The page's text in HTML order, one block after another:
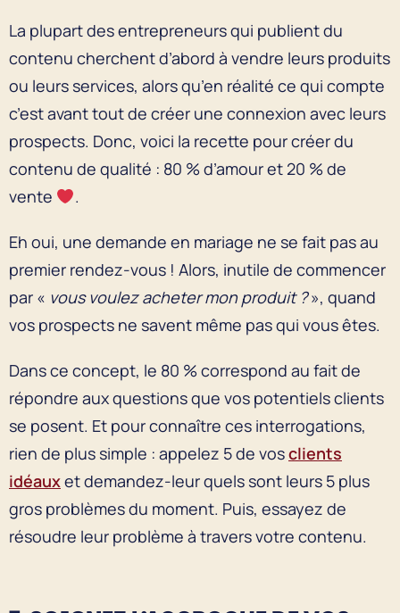
La plupart des entrepreneurs qui publient du
contenu cherchent d’abord à vendre leurs produits
ou leurs services, alors qu’en réalité ce qui compte
c’est avant tout de créer une connexion avec leurs
prospects. Donc, voici la recette pour créer du
contenu de qualité : 80 % d’amour et 20 % de
vente
.
Eh oui, une demande en mariage ne se fait pas au
premier rendez-vous ! Alors, inutile de commencer
par « vous voulez acheter mon produit ?», quand
vos prospects ne savent même pas qui vous êtes.
Dans ce concept, le 80 % correspond au fait de
répondre aux questions que vos potentiels clients
se posent. Et pour connaître ces interrogations,
rien de plus simple : appelez 5 de vosclients
idéauxet demandez-leur quels sont leurs 5 plus
gros problèmes du moment. Puis, essayez de
résoudre leur problème à travers votre contenu.